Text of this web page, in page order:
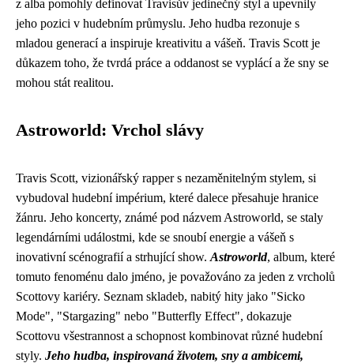
z alba pomohly definovat Travisův jedinečný styl a upevnily
jeho pozici v hudebním průmyslu. Jeho hudba rezonuje s
mladou generací a inspiruje kreativitu a vášeň. Travis Scott je
důkazem toho, že tvrdá práce a oddanost se vyplácí a že sny se
mohou stát realitou.
Astroworld: Vrchol slávy
Travis Scott, vizionářský rapper s nezaměnitelným stylem, si
vybudoval hudební impérium, které dalece přesahuje hranice
žánru. Jeho koncerty, známé pod názvem Astroworld, se staly
legendárními událostmi, kde se snoubí energie a vášeň s
inovativní scénografií a strhující show. Astroworld, album, které
tomuto fenoménu dalo jméno, je považováno za jeden z vrcholů
Scottovy kariéry. Seznam skladeb, nabitý hity jako "Sicko
Mode", "Stargazing" nebo "Butterfly Effect", dokazuje
Scottovu všestrannost a schopnost kombinovat různé hudební
styly. Jeho hudba, inspirovaná životem, sny a ambicemi,